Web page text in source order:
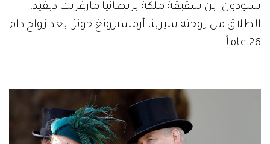
سنودون ابن شقيقة ملكة بريطانيا مارغريت ديفيد،
الطلاق من زوجته سيرينا أرمسترونغ جونز، بعد زواج دام
26 عاماً.